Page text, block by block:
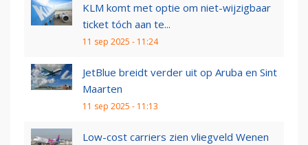
KLM komt met optie om niet-wijzigbaar
ticket tóch aan te...
11 sep 2025 - 11:24
JetBlue breidt verder uit op Aruba en Sint
Maarten
11 sep 2025 - 11:13
Low-cost carriers zien vliegveld Wenen